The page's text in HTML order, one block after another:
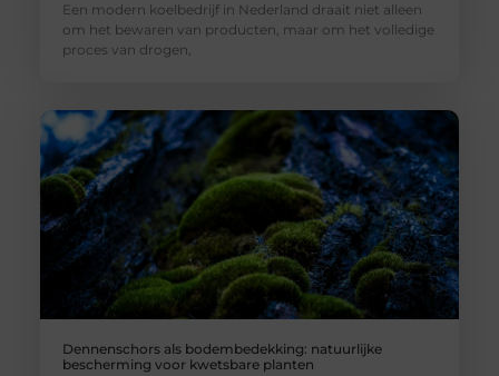
Een modern koelbedrijf in Nederland draait niet alleen
om het bewaren van producten, maar om het volledige
proces van drogen,
Dennenschors als bodembedekking: natuurlijke
bescherming voor kwetsbare planten